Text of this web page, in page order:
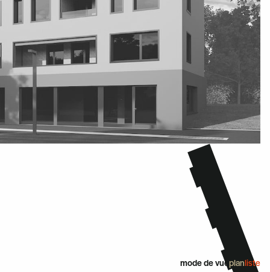
mode de vue planliste